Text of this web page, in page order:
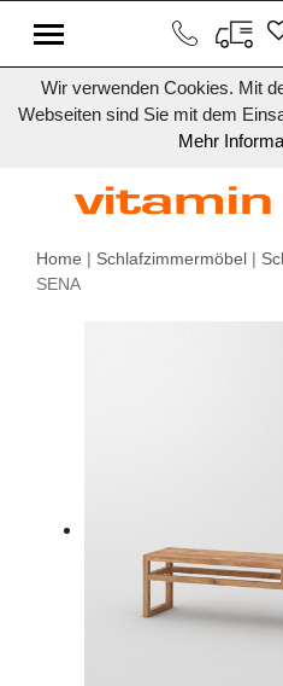
Wir verwenden Cookies. Mit
Webseiten sind Sie mit dem
Mehr
Home | Schlafzimmermöbel |
SENA